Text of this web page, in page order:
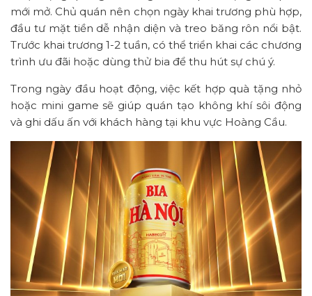
mới mở. Chủ quán nên chọn ngày khai trương phù hợp,
đầu tư mặt tiền dễ nhận diện và treo băng rôn nổi bật.
Trước khai trương 1-2 tuần, có thể triển khai các chương
trình ưu đãi hoặc dùng thử bia để thu hút sự chú ý.
Trong ngày đầu hoạt động, việc kết hợp quà tặng nhỏ
hoặc mini game sẽ giúp quán tạo không khí sôi động
và ghi dấu ấn với khách hàng tại khu vực Hoàng Cầu.